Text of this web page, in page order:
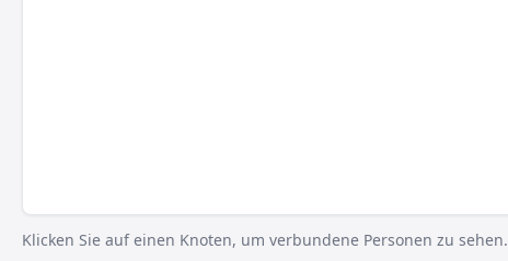
Klicken Sie auf einen Knoten, um verbundene Personen zu sehen.